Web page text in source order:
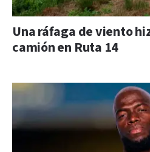
Una ráfaga de viento
camión en Ruta 14